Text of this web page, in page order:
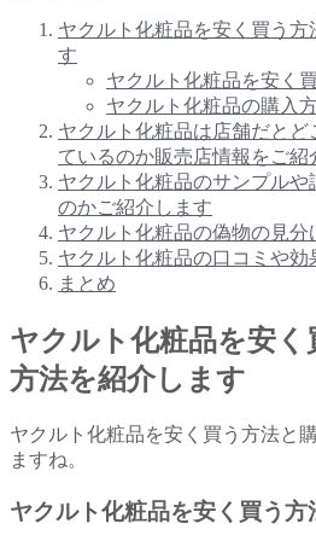
ヤクルト化粧品を安く買う方
す
ヤクルト化粧品を安く
ヤクルト化粧品の購入
ヤクルト化粧品は店舗だと
ているのか販売店情報をご紹
ヤクルト化粧品のサンプル
のかご紹介します
ヤクルト化粧品の偽物の見分
ヤクルト化粧品の口コミや効
まとめ
ヤクルト化粧品を安く
方法を紹介します
ヤクルト化粧品を安く買う方法と
ますね。
ヤクルト化粧品を安く買う方